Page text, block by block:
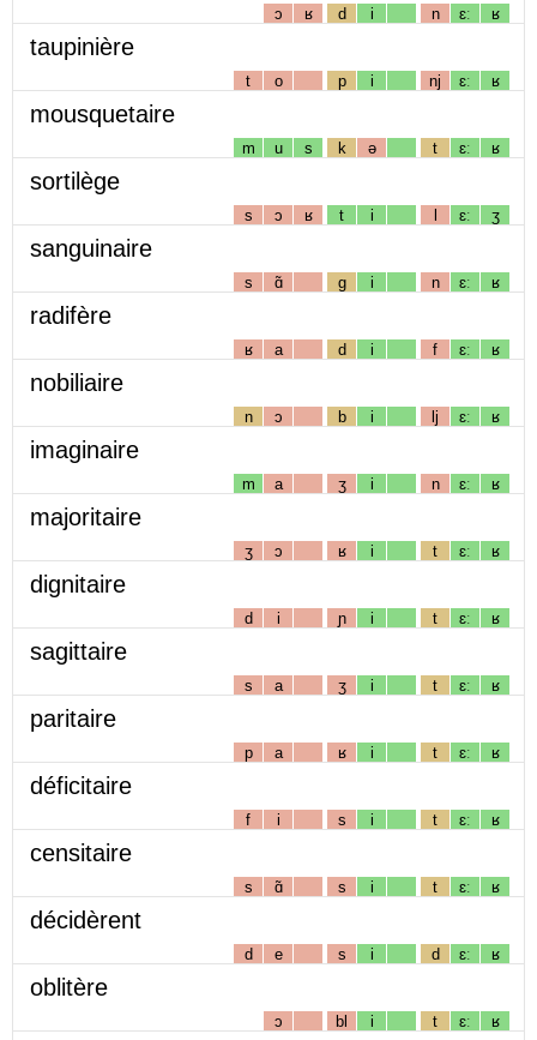
ɔ ʁ d i n ɛː ʁ
taupinière
t o p i nj ɛː ʁ
mousquetaire
m u s k ə t ɛː ʁ
sortilège
s ɔ ʁ t i l ɛː ʒ
sanguinaire
s ɑ̃ g i n ɛː ʁ
radifère
ʁ a d i f ɛː ʁ
nobiliaire
n ɔ b i lj ɛː ʁ
imaginaire
m a ʒ i n ɛː ʁ
majoritaire
ʒ ɔ ʁ i t ɛː ʁ
dignitaire
d i ɲ i t ɛː ʁ
sagittaire
s a ʒ i t ɛː ʁ
paritaire
p a ʁ i t ɛː ʁ
déficitaire
f i s i t ɛː ʁ
censitaire
s ɑ̃ s i t ɛː ʁ
décidèrent
d e s i d ɛː ʁ
oblitère
ɔ bl i t ɛː ʁ